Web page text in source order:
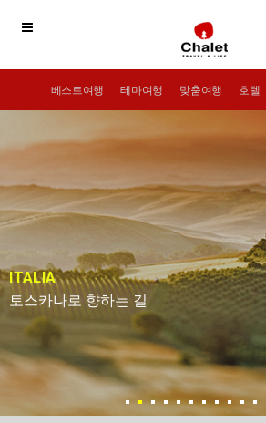
베스트여행 테마여행 맞춤여행 호텔
EUROPE
오직 우리만을 위하여, 유럽 단독 가이드